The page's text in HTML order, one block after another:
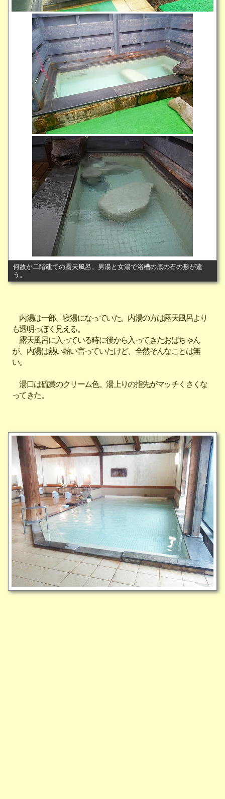
何故か二階建ての露天風呂。男湯と女湯で浴槽の底の石の形が違
う。
内湯は一部、寝湯になっていた。内湯の方は露天風呂より
も透明っぽく見える。
露天風呂に入っている時に後から入ってきたおばちゃん
が、内湯は熱い熱い言っていたけど、全然そんなことは無
い。
湯口は硫黄のクリーム色。湯上りの指先がマッチくさくな
ってきた。